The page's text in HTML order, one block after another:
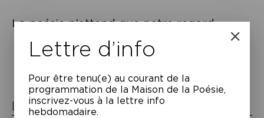
La poésie n’attend que notre regard.
Navigation
de
l’article
La Maison de la Poésie
Lettre d’info
Pour être tenu(e) au courant de la
programmation de la Maison de la Poésie,
inscrivez-vous à la lettre info
hebdomadaire.